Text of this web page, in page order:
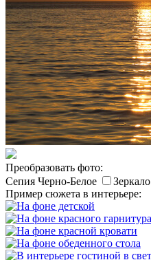
Преобразовать фото:
Сепия Черно-Белое
Зеркало
Пример сюжета в интерьере: